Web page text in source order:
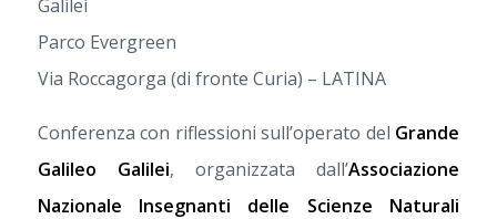
Parco Evergreen
Via Roccagorga (di fronte Curia) – LATINA
Conferenza con riflessioni sull’operato del Grande
Galileo Galilei, organizzata dall’Associazione
Nazionale Insegnanti delle Scienze Naturali